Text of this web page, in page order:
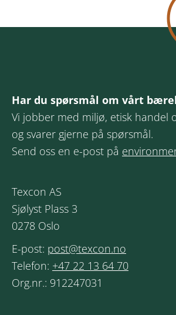
Har du spørsmål om vårt
Vi jobber med miljø, etisk handel
og svarer gjerne på spørsmål.
Send oss en e-post på
Texcon AS
Sjølyst Plass 3
0278 Oslo
E-post: post@texcon.no
Telefon: +47 22 13 64 70
Org.nr.: 912247031